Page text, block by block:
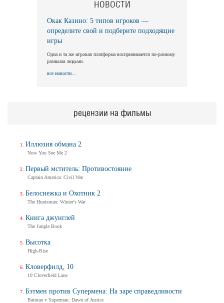
НОВОСТИ
Окак Казино: 5 типов игроков —
определите свой и подберите подходящие
игры
Одна и та же игровая платформа воспринимается по-разному
разными людьми.
все новости...
рецензии на фильмы
Иллюзия обмана 2
Now You See Me 2
Первый мститель: Противостояние
Captain America: Civil War
Белоснежка и Охотник 2
The Huntsman: Winter's War
Книга джунглей
The Jungle Book
Высотка
High-Rise
Кловерфилд, 10
10 Cloverfield Lane
Бэтмен против Супермена: На заре справедливости
Batman v Superman: Dawn of Justice